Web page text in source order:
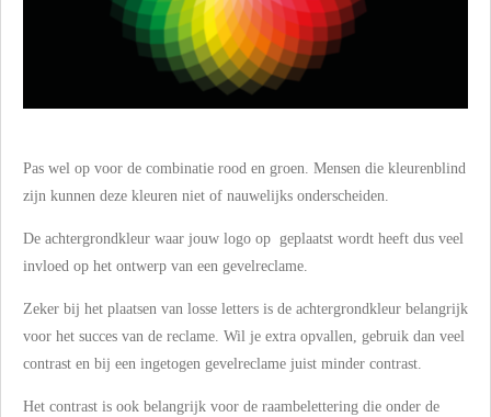
Pas wel op voor de combinatie rood en groen. Mensen die kleurenblind
zijn kunnen deze kleuren niet of nauwelijks onderscheiden.
De achtergrondkleur waar jouw logo op geplaatst wordt heeft dus veel
invloed op het ontwerp van een gevelreclame.
Zeker bij het plaatsen van losse letters is de achtergrondkleur belangrijk
voor het succes van de reclame. Wil je extra opvallen, gebruik dan veel
contrast en bij een ingetogen gevelreclame juist minder contrast.
Het contrast is ook belangrijk voor de raambelettering die onder de